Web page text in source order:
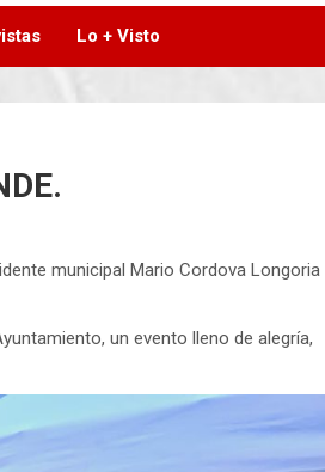
Lo + Visto
municipal Mario Cordova Longoria
un evento lleno de alegría,